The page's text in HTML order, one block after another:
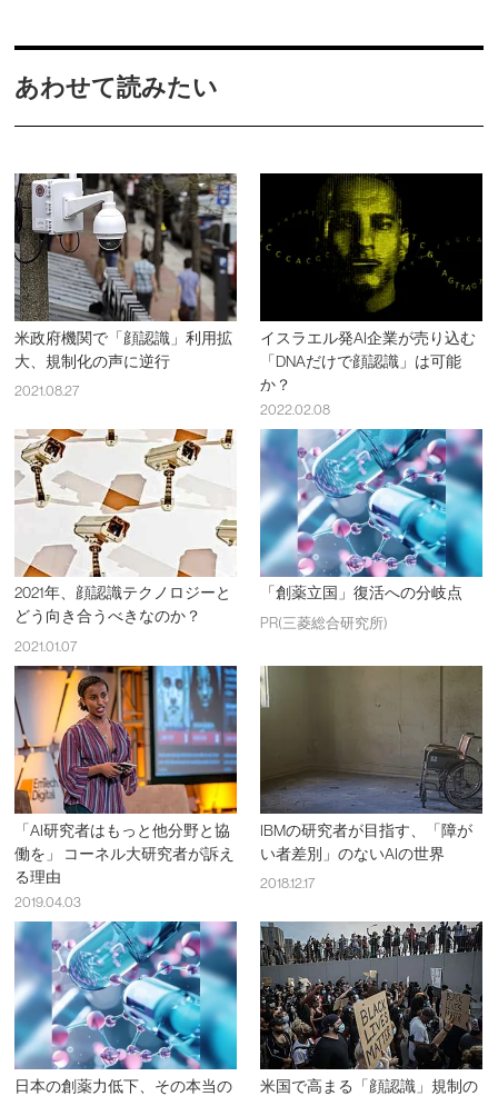
あわせて読みたい
米政府機関で「顔認識」利用拡
大、規制化の声に逆行
2021.08.27
イスラエル発AI企業が売り込む
「DNAだけで顔認識」は可能
か？
2022.02.08
2021年、顔認識テクノロジーと
どう向き合うべきなのか？
2021.01.07
「創薬立国」復活への分岐点
PR(三菱総合研究所)
「AI研究者はもっと他分野と協
働を」 コーネル大研究者が訴え
る理由
2019.04.03
IBMの研究者が目指す、「障が
い者差別」のないAIの世界
2018.12.17
日本の創薬力低下、その本当の
米国で高まる「顔認識」規制の